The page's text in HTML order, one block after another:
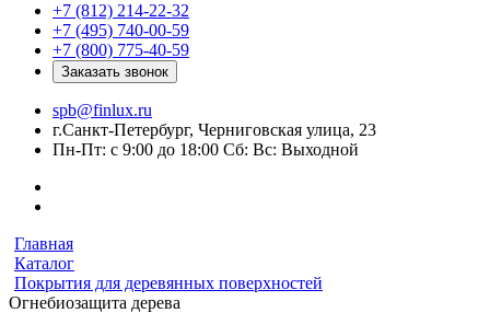
+7 (812) 214-22-32
+7 (495) 740-00-59
+7 (800) 775-40-59
Заказать звонок
spb@finlux.ru
г.Санкт-Петербург, Черниговская улица, 23
Пн-Пт: с 9:00 до 18:00 Сб: Вс: Выходной
Главная
Каталог
Покрытия для деревянных поверхностей
Огнебиозащита дерева